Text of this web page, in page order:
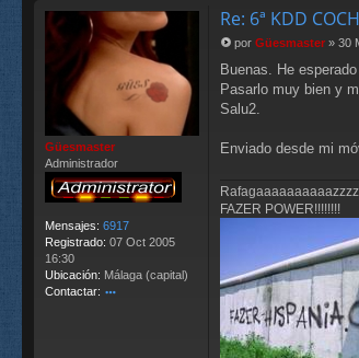
Güesmaster
Administrador
Mensajes: 6917
Registrado: 07 Oct 2005
16:30
Ubicación: Málaga (capital)
Contactar:
Re: 6ª KDD
e
n
s
e
por Güesmaster » 30
Buenas. He
Pasarlo muy bien y
Salu2.
Enviado desde mi
FAZER POWER!!!!!!!!